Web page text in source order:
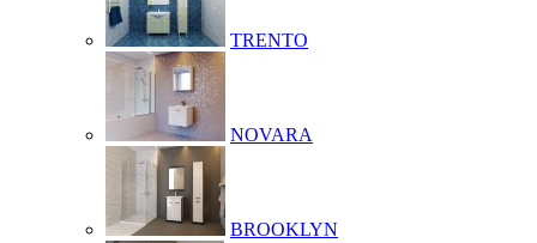
TRENTO
NOVARA
BROOKLYN